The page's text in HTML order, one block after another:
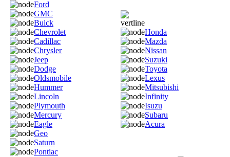
Ford
GMC
Buick
Chevrolet
Cadillac
Chrysler
Jeep
Dodge
Oldsmobile
Hummer
Lincoln
Plymouth
Mercury
Eagle
Geo
Saturn
Pontiac
Honda
Mazda
Nissan
Suzuki
Toyota
Lexus
Mitsubishi
Infinity
Isuzu
Subaru
Acura